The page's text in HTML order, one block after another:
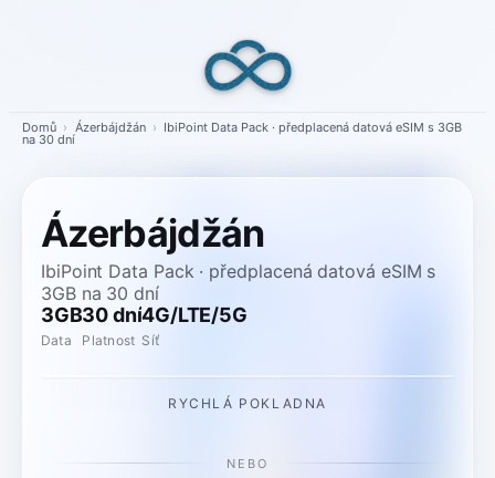
Domů › Ázerbájdžán › IbiPoint Data Pack · předplacená datová eSIM s 3GB
na 30 dní
Ázerbájdžán
IbiPoint Data Pack · předplacená datová eSIM s
3GB na 30 dní
3GB
Data
30 dní
Platnost
4G/LTE/5G
Síť
RYCHLÁ POKLADNA
NEBO